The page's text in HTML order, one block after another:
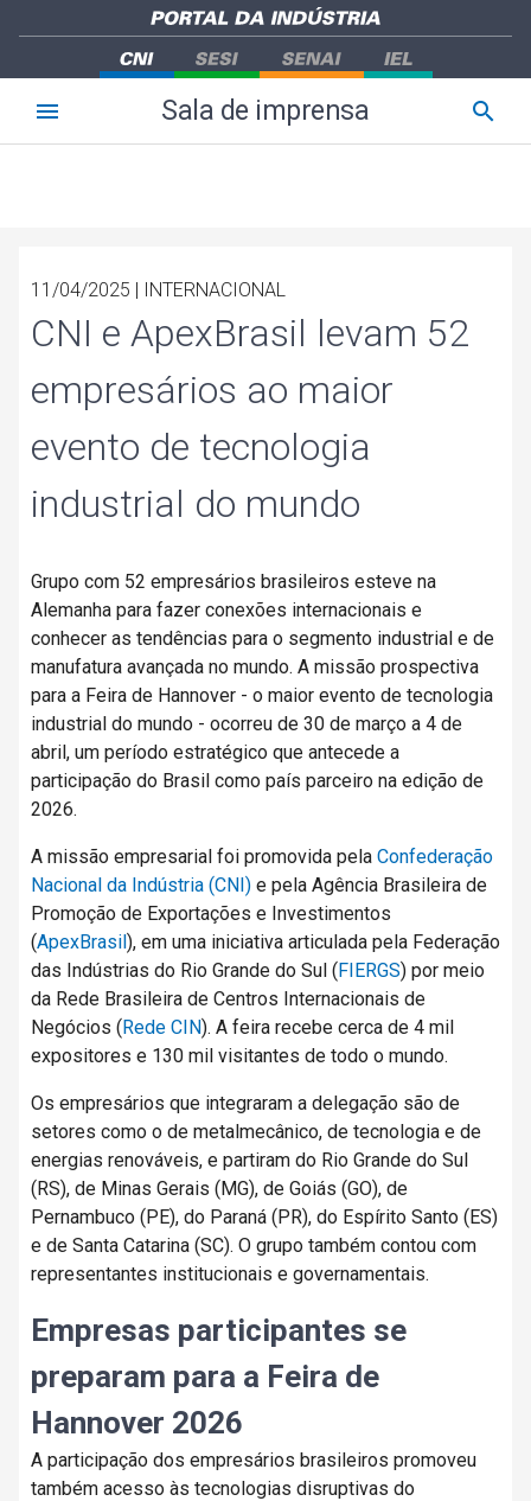
Sala de imprensa
11/04/2025 | INTERNACIONAL
CNI e ApexBrasil levam 52
empresários ao maior
evento de tecnologia
industrial do mundo
Grupo com 52 empresários brasileiros esteve na
Alemanha para fazer conexões internacionais e
conhecer as tendências para o segmento industrial e de
manufatura avançada no mundo. A missão prospectiva
para a Feira de Hannover - o maior evento de tecnologia
industrial do mundo - ocorreu de 30 de março a 4 de
abril, um período estratégico que antecede a
participação do Brasil como país parceiro na edição de
2026.
A missão empresarial foi promovida pela Confederação
Nacional da Indústria (CNI) e pela Agência Brasileira de
Promoção de Exportações e Investimentos
(ApexBrasil), em uma iniciativa articulada pela Federação
das Indústrias do Rio Grande do Sul (FIERGS) por meio
da Rede Brasileira de Centros Internacionais de
Negócios (Rede CIN). A feira recebe cerca de 4 mil
expositores e 130 mil visitantes de todo o mundo.
Os empresários que integraram a delegação são de
setores como o de metalmecânico, de tecnologia e de
energias renováveis, e partiram do Rio Grande do Sul
(RS), de Minas Gerais (MG), de Goiás (GO), de
Pernambuco (PE), do Paraná (PR), do Espírito Santo (ES)
e de Santa Catarina (SC). O grupo também contou com
representantes institucionais e governamentais.
Empresas participantes se
preparam para a Feira de
Hannover 2026
A participação dos empresários brasileiros promoveu
também acesso às tecnologias disruptivas do